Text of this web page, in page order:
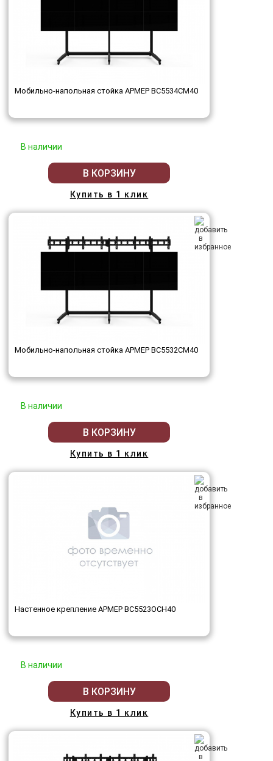
Мобильно-напольная стойка АРМЕР ВС5534СМ40
В наличии
В КОРЗИНУ
Купить в 1 клик
Мобильно-напольная стойка АРМЕР ВС5532СМ40
В наличии
В КОРЗИНУ
Купить в 1 клик
Настенное крепление АРМЕР ВС5523ОСН40
В наличии
В КОРЗИНУ
Купить в 1 клик